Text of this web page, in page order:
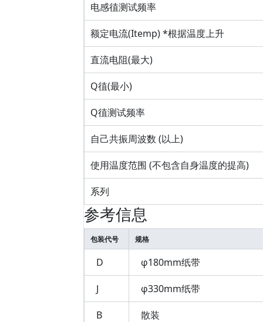
电感徝测试频率
额定电流(Itemp) *根据温度上升
直流电阻(最大)
Q徝(最小)
Q徝测试频率
自己共振周波数 (以上)
使用温度范围 (不包含自身温度的提高)
系列
参考信息
包装代号 规格
D φ180mm纸带
J φ330mm纸带
B 散装